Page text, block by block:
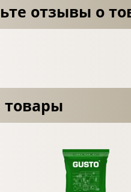
отзывы о